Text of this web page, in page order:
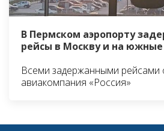
В Пермском аэропорту
рейсы в Москву и на
Всеми задержанными рейсами
авиакомпания «Россия»